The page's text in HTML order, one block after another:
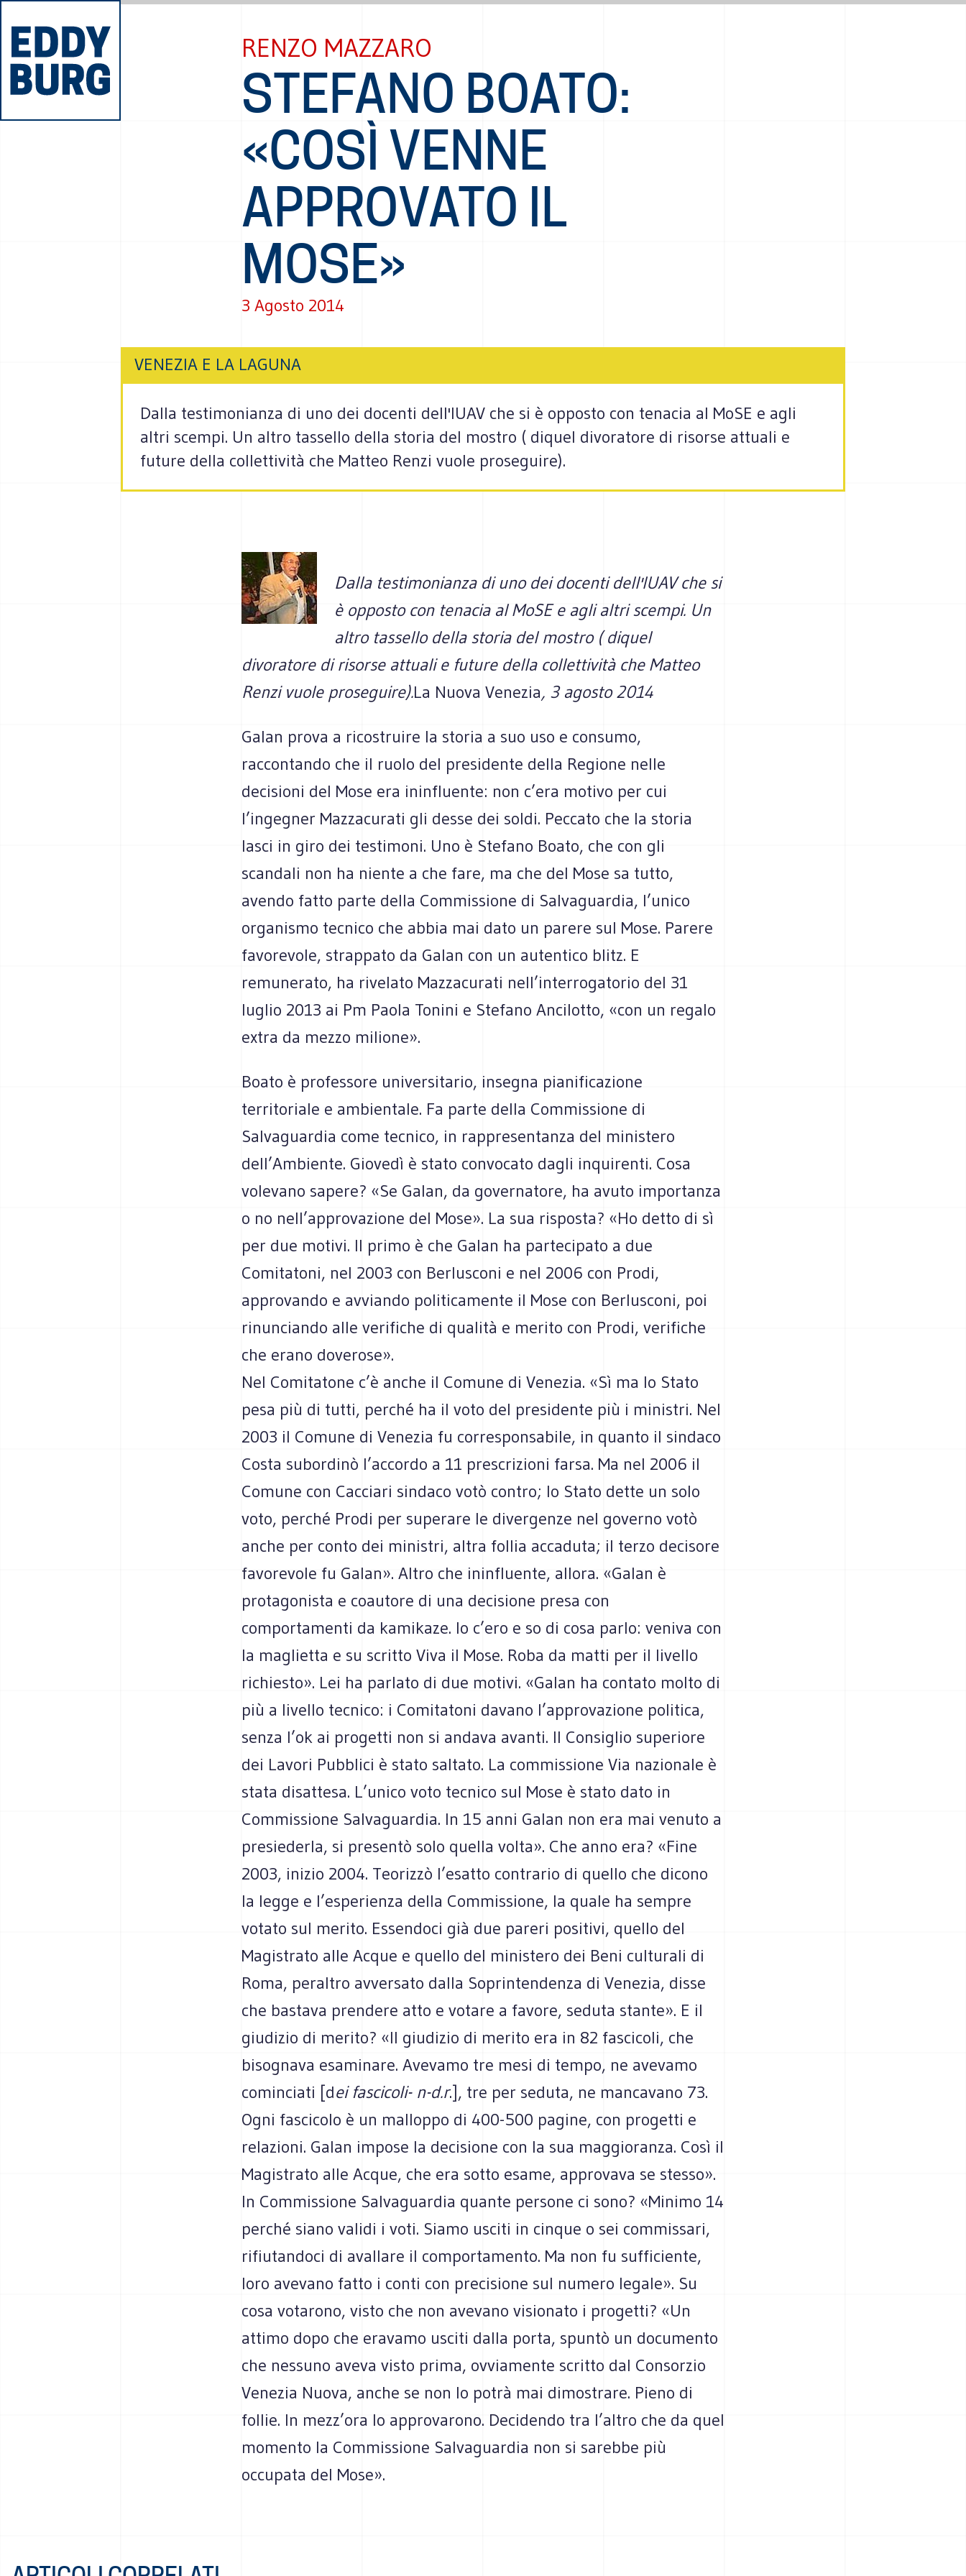
RENZO MAZZARO
STEFANO BOATO:
«COSÌ VENNE
APPROVATO IL
MOSE»
3 Agosto 2014
VENEZIA E LA LAGUNA
Dalla testimonianza di uno dei docenti dell'IUAV che si è opposto con tenacia al MoSE e agli
altri scempi. Un altro tassello della storia del mostro ( diquel divoratore di risorse attuali e
future della collettività che Matteo Renzi vuole proseguire).
Dalla testimonianza di uno dei docenti dell'IUAV che si
è opposto con tenacia al MoSE e agli altri scempi. Un
altro tassello della storia del mostro ( diquel
divoratore di risorse attuali e future della collettività che Matteo
Renzi vuole proseguire).La Nuova Venezia, 3 agosto 2014
Galan prova a ricostruire la storia a suo uso e consumo,
raccontando che il ruolo del presidente della Regione nelle
decisioni del Mose era ininfluente: non c’era motivo per cui
l’ingegner Mazzacurati gli desse dei soldi. Peccato che la storia
lasci in giro dei testimoni. Uno è Stefano Boato, che con gli
scandali non ha niente a che fare, ma che del Mose sa tutto,
avendo fatto parte della Commissione di Salvaguardia, l’unico
organismo tecnico che abbia mai dato un parere sul Mose. Parere
favorevole, strappato da Galan con un autentico blitz. E
remunerato, ha rivelato Mazzacurati nell’interrogatorio del 31
luglio 2013 ai Pm Paola Tonini e Stefano Ancilotto, «con un regalo
extra da mezzo milione».
Boato è professore universitario, insegna pianificazione
territoriale e ambientale. Fa parte della Commissione di
Salvaguardia come tecnico, in rappresentanza del ministero
dell’Ambiente. Giovedì è stato convocato dagli inquirenti. Cosa
volevano sapere? «Se Galan, da governatore, ha avuto importanza
o no nell’approvazione del Mose». La sua risposta? «Ho detto di sì
per due motivi. Il primo è che Galan ha partecipato a due
Comitatoni, nel 2003 con Berlusconi e nel 2006 con Prodi,
approvando e avviando politicamente il Mose con Berlusconi, poi
rinunciando alle verifiche di qualità e merito con Prodi, verifiche
che erano doverose».
Nel Comitatone c’è anche il Comune di Venezia. «Sì ma lo Stato
pesa più di tutti, perché ha il voto del presidente più i ministri. Nel
2003 il Comune di Venezia fu corresponsabile, in quanto il sindaco
Costa subordinò l’accordo a 11 prescrizioni farsa. Ma nel 2006 il
Comune con Cacciari sindaco votò contro; lo Stato dette un solo
voto, perché Prodi per superare le divergenze nel governo votò
anche per conto dei ministri, altra follia accaduta; il terzo decisore
favorevole fu Galan». Altro che ininfluente, allora. «Galan è
protagonista e coautore di una decisione presa con
comportamenti da kamikaze. Io c’ero e so di cosa parlo: veniva con
la maglietta e su scritto Viva il Mose. Roba da matti per il livello
richiesto». Lei ha parlato di due motivi. «Galan ha contato molto di
più a livello tecnico: i Comitatoni davano l’approvazione politica,
senza l’ok ai progetti non si andava avanti. Il Consiglio superiore
dei Lavori Pubblici è stato saltato. La commissione Via nazionale è
stata disattesa. L’unico voto tecnico sul Mose è stato dato in
Commissione Salvaguardia. In 15 anni Galan non era mai venuto a
presiederla, si presentò solo quella volta». Che anno era? «Fine
2003, inizio 2004. Teorizzò l’esatto contrario di quello che dicono
la legge e l’esperienza della Commissione, la quale ha sempre
votato sul merito. Essendoci già due pareri positivi, quello del
Magistrato alle Acque e quello del ministero dei Beni culturali di
Roma, peraltro avversato dalla Soprintendenza di Venezia, disse
che bastava prendere atto e votare a favore, seduta stante». E il
giudizio di merito? «Il giudizio di merito era in 82 fascicoli, che
bisognava esaminare. Avevamo tre mesi di tempo, ne avevamo
cominciati [dei fascicoli- n-d.r.], tre per seduta, ne mancavano 73.
Ogni fascicolo è un malloppo di 400-500 pagine, con progetti e
relazioni. Galan impose la decisione con la sua maggioranza. Così il
Magistrato alle Acque, che era sotto esame, approvava se stesso».
In Commissione Salvaguardia quante persone ci sono? «Minimo 14
perché siano validi i voti. Siamo usciti in cinque o sei commissari,
rifiutandoci di avallare il comportamento. Ma non fu sufficiente,
loro avevano fatto i conti con precisione sul numero legale». Su
cosa votarono, visto che non avevano visionato i progetti? «Un
attimo dopo che eravamo usciti dalla porta, spuntò un documento
che nessuno aveva visto prima, ovviamente scritto dal Consorzio
Venezia Nuova, anche se non lo potrà mai dimostrare. Pieno di
follie. In mezz’ora lo approvarono. Decidendo tra l’altro che da quel
momento la Commissione Salvaguardia non si sarebbe più
occupata del Mose».